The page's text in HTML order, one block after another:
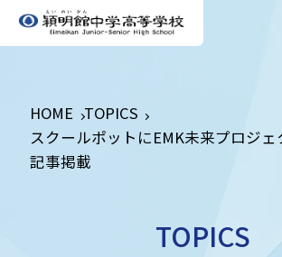
HOME TOPICS
スクールポットにEMK未来プロジェ
記事掲載
TOPICS